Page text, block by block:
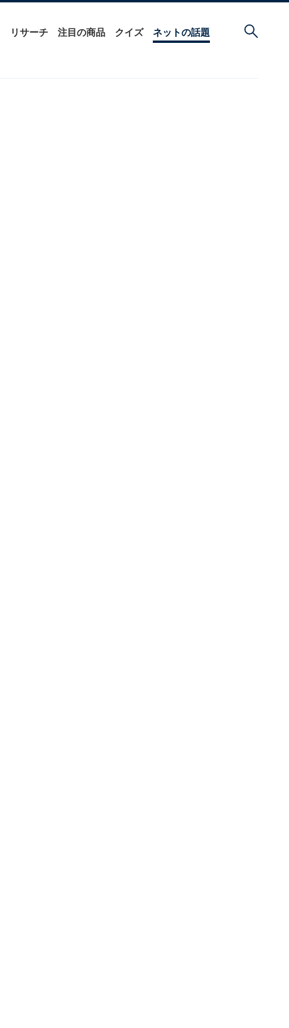
リサーチ 注目の商品 クイズ ネットの話題